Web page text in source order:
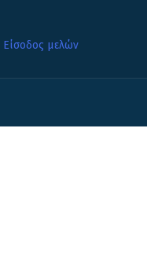
Είσοδος μελών